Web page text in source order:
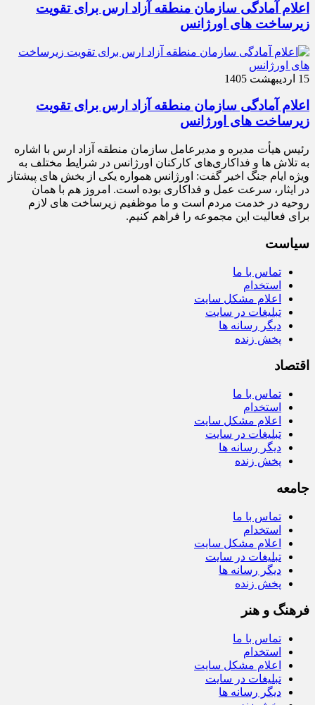
اعلام آمادگی سازمان منطقه آزاد ارس برای تقویت
زیرساخت‌ های اورژانس
15 اردیبهشت 1405
اعلام آمادگی سازمان منطقه آزاد ارس برای تقویت
زیرساخت‌ های اورژانس
رئیس هیأت‌ مدیره و مدیرعامل سازمان منطقه آزاد ارس با اشاره
به تلاش‌ ها و فداکاری‌های کارکنان اورژانس در شرایط مختلف به‌
ویژه ایام جنگ اخیر گفت: اورژانس همواره یکی از بخش‌ های پیشتاز
در ایثار، سرعت‌ عمل و فداکاری بوده است. امروز هم با همان
روحیه در خدمت مردم است و ما موظفیم زیرساخت‌ های لازم
برای فعالیت این مجموعه را فراهم کنیم.
سیاست
تماس با ما
استخدام
اعلام مشکل سایت
تبلیغات در سایت
دیگر رسانه ها
پخش زنده
اقتصاد
تماس با ما
استخدام
اعلام مشکل سایت
تبلیغات در سایت
دیگر رسانه ها
پخش زنده
جامعه
تماس با ما
استخدام
اعلام مشکل سایت
تبلیغات در سایت
دیگر رسانه ها
پخش زنده
فرهنگ و هنر
تماس با ما
استخدام
اعلام مشکل سایت
تبلیغات در سایت
دیگر رسانه ها